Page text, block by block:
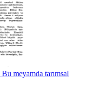
meyamda tarımsal